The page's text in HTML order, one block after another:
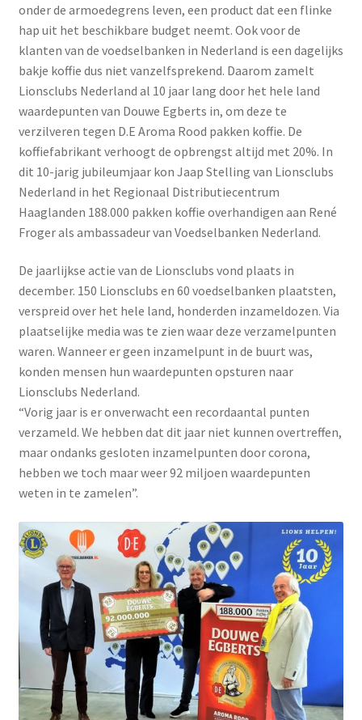
onder de armoedegrens leven, een product dat een flinke
hap uit het beschikbare budget neemt. Ook voor de
klanten van de voedselbanken in Nederland is een dagelijks
bakje koffie dus niet vanzelfsprekend. Daarom zamelt
Lionsclubs Nederland al 10 jaar lang door het hele land
waardepunten van Douwe Egberts in, om deze te
verzilveren tegen D.E Aroma Rood pakken koffie. De
koffiefabrikant verhoogt de opbrengst altijd met 20%. In
dit 10-jarig jubileumjaar kon Jaap Stelling van Lionsclubs
Nederland in het Regionaal Distributiecentrum
Haaglanden 188.000 pakken koffie overhandigen aan René
Froger als ambassadeur van Voedselbanken Nederland.
De jaarlijkse actie van de Lionsclubs vond plaats in
december. 150 Lionsclubs en 60 voedselbanken plaatsten,
verspreid over het hele land, honderden inzameldozen. Via
plaatselijke media was te zien waar deze verzamelpunten
waren. Wanneer er geen inzamelpunt in de buurt was,
konden mensen hun waardepunten opsturen naar
Lionsclubs Nederland.
“Vorig jaar is er onverwacht een recordaantal punten
verzameld. We hebben dat dit jaar niet kunnen overtreffen,
maar ondanks gesloten inzamelpunten door corona,
hebben we toch maar weer 92 miljoen waardepunten
weten in te zamelen”.